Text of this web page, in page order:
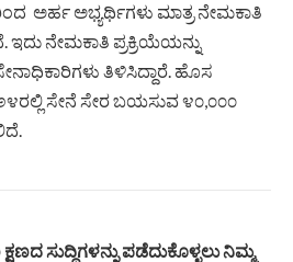
ಅರ್ಹ ಅಭ್ಯರ್ಥಿಗಳು ಮಾತ್ರ ನೇಮಕಾತಿ
ಇದು ನೇಮಕಾತಿ ಪ್ರಕ್ರಿಯೆಯನ್ನು
ತಿಳಿಸಿದ್ದಾರೆ. ಹೊಸ
ಸೇನೆ ಸೇರ ಬಯಸುವ ೪೦,೦೦೦
ಸುದ್ದಿಗಳನ್ನು ಪಡೆದುಕೊಳ್ಳಲು ನಿಮ್ಮ